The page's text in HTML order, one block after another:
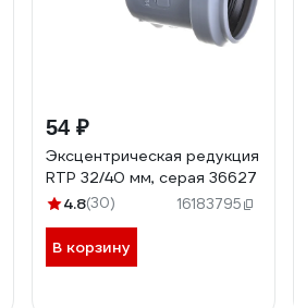
54 ₽
Эксцентрическая редукция
RTP 32/40 мм, серая 36627
4.8(30) 16183795
В корзину